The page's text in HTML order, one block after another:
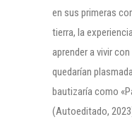
en sus primeras
tierra, la
aprender a vivir
quedarían
bautizaría como
(Autoeditado,